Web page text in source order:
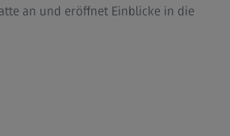
an und eröffnet Einblicke in die